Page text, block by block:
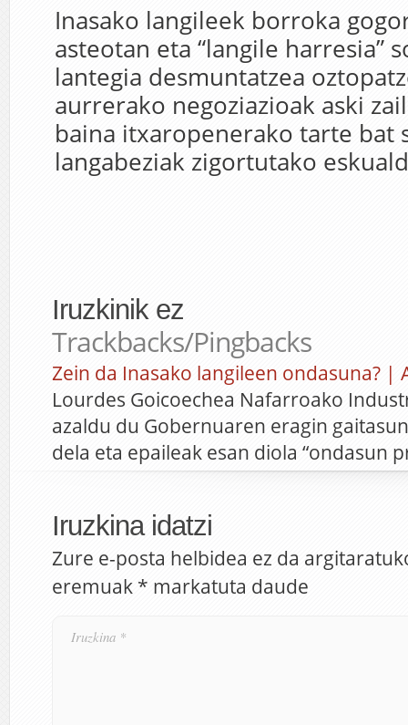
Inasako langileek borroka
asteotan eta “langile harresia”
lantegia desmuntatzea
aurrerako negoziazioak aski
baina itxaropenerako tarte bat
langabeziak zigortutako
Iruzkinik ez
Trackbacks/Pingbacks
Zein da Inasako langileen ondasuna? |
Lourdes Goicoechea Nafarroako
azaldu du Gobernuaren eragin
dela eta epaileak esan diola “ondasun
Iruzkina idatzi
Zure e-posta helbidea ez da
eremuak * markatuta daude